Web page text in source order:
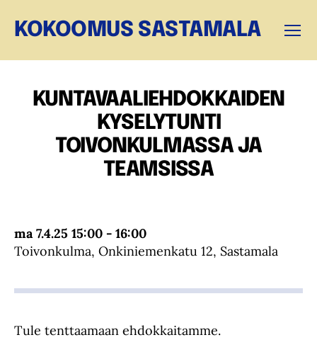
KOKOOMUS SASTAMALA
KUNTAVAALIEHDOKKAIDEN
KYSELYTUNTI
TOIVONKULMASSA JA
TEAMSISSA
ma 7.4.25 15:00 - 16:00
Toivonkulma, Onkiniemenkatu 12, Sastamala
Tule tenttaamaan ehdokkaitamme.